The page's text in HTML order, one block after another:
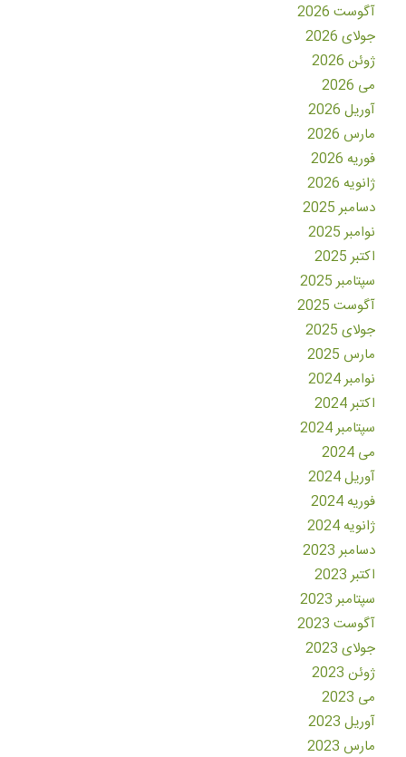
آگوست 2026
جولای 2026
ژوئن 2026
می 2026
آوریل 2026
مارس 2026
فوریه 2026
ژانویه 2026
دسامبر 2025
نوامبر 2025
اکتبر 2025
سپتامبر 2025
آگوست 2025
جولای 2025
مارس 2025
نوامبر 2024
اکتبر 2024
سپتامبر 2024
می 2024
آوریل 2024
فوریه 2024
ژانویه 2024
دسامبر 2023
اکتبر 2023
سپتامبر 2023
آگوست 2023
جولای 2023
ژوئن 2023
می 2023
آوریل 2023
مارس 2023